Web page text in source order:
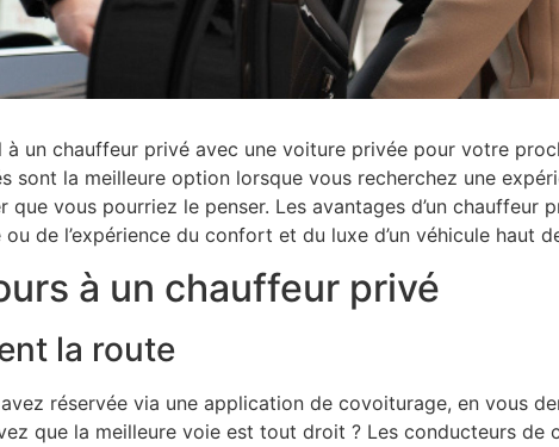
un chauffeur privé avec une voiture privée pour votre
sont la meilleure option lorsque vous recherchez une
vous pourriez le penser. Les avantages d’un chauffeur
ou de l’expérience du confort et du luxe d’un véhicule haut
à un chauffeur privé
la route
réservée via une application de covoiturage, en vous
que la meilleure voie est tout droit ? Les conducteurs de